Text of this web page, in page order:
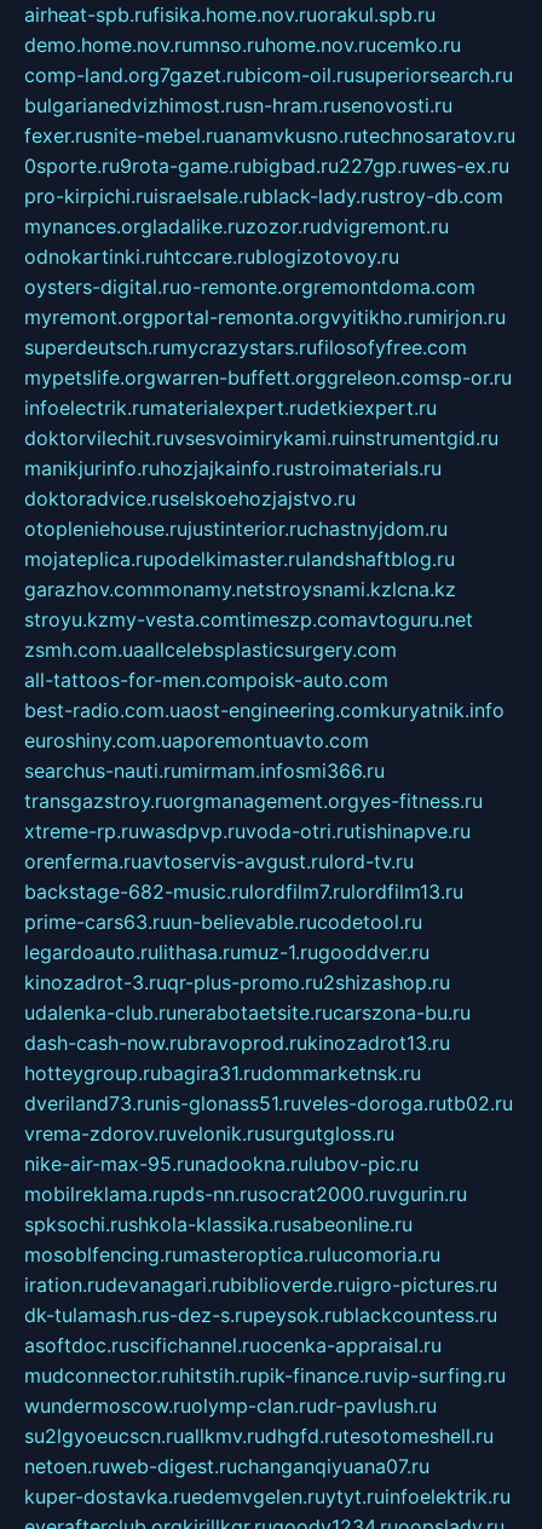
airheat-spb.rufisika.home.nov.ruorakul.spb.ru
demo.home.nov.rumnso.ruhome.nov.rucemko.ru
comp-land.org7gazet.rubicom-oil.rusuperiorsearch.ru
bulgarianedvizhimost.rusn-hram.rusenovosti.ru
fexer.rusnite-mebel.ruanamvkusno.rutechnosaratov.ru
0sporte.ru9rota-game.rubigbad.ru227gp.ruwes-ex.ru
pro-kirpichi.ruisraelsale.rublack-lady.rustroy-db.com
mynances.orgladalike.ruzozor.rudvigremont.ru
odnokartinki.ruhtccare.rublogizotovoy.ru
oysters-digital.ruo-remonte.orgremontdoma.com
myremont.orgportal-remonta.orgvyitikho.rumirjon.ru
superdeutsch.rumycrazystars.rufilosofyfree.com
mypetslife.orgwarren-buffett.orggreleon.comsp-or.ru
infoelectrik.rumaterialexpert.rudetkiexpert.ru
doktorvilechit.ruvsesvoimirykami.ruinstrumentgid.ru
manikjurinfo.ruhozjajkainfo.rustroimaterials.ru
doktoradvice.ruselskoehozjajstvo.ru
otopleniehouse.rujustinterior.ruchastnyjdom.ru
mojateplica.rupodelkimaster.rulandshaftblog.ru
garazhov.commonamy.netstroysnami.kzlcna.kz
stroyu.kzmy-vesta.comtimeszp.comavtoguru.net
zsmh.com.uaallcelebsplasticsurgery.com
all-tattoos-for-men.compoisk-auto.com
best-radio.com.uaost-engineering.comkuryatnik.info
euroshiny.com.uaporemontuavto.com
searchus-nauti.rumirmam.infosmi366.ru
transgazstroy.ruorgmanagement.orgyes-fitness.ru
xtreme-rp.ruwasdpvp.ruvoda-otri.rutishinapve.ru
orenferma.ruavtoservis-avgust.rulord-tv.ru
backstage-682-music.rulordfilm7.rulordfilm13.ru
prime-cars63.ruun-believable.rucodetool.ru
legardoauto.rulithasa.rumuz-1.rugooddver.ru
kinozadrot-3.ruqr-plus-promo.ru2shizashop.ru
udalenka-club.runerabotaetsite.rucarszona-bu.ru
dash-cash-now.rubravoprod.rukinozadrot13.ru
hotteygroup.rubagira31.rudommarketnsk.ru
dveriland73.runis-glonass51.ruveles-doroga.rutb02.ru
vrema-zdorov.ruvelonik.rusurgutgloss.ru
nike-air-max-95.runadookna.rulubov-pic.ru
mobilreklama.rupds-nn.rusocrat2000.ruvgurin.ru
spksochi.rushkola-klassika.rusabeonline.ru
mosoblfencing.rumasteroptica.rulucomoria.ru
iration.rudevanagari.rubiblioverde.ruigro-pictures.ru
dk-tulamash.rus-dez-s.rupeysok.rublackcountess.ru
asoftdoc.ruscifichannel.ruocenka-appraisal.ru
mudconnector.ruhitstih.rupik-finance.ruvip-surfing.ru
wundermoscow.ruolymp-clan.rudr-pavlush.ru
su2lgyoeucscn.ruallkmv.rudhgfd.rutesotomeshell.ru
netoen.ruweb-digest.ruchanganqiyuana07.ru
kuper-dostavka.ruedemvgelen.ruytyt.ruinfoelektrik.ru